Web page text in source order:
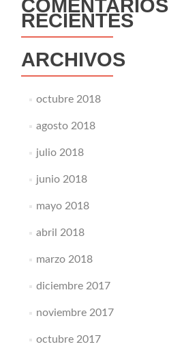
COMENTARIOS
RECIENTES
ARCHIVOS
octubre 2018
agosto 2018
julio 2018
junio 2018
mayo 2018
abril 2018
marzo 2018
diciembre 2017
noviembre 2017
octubre 2017